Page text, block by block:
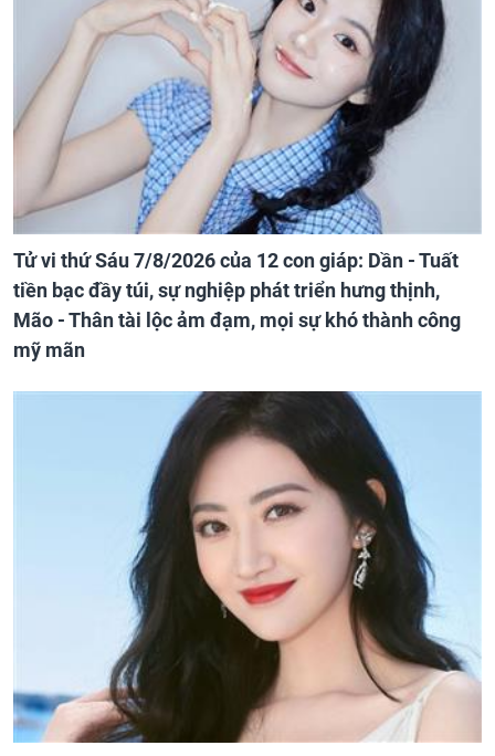
Tử vi thứ Sáu 7/8/2026 của 12 con giáp: Dần - Tuất
tiền bạc đầy túi, sự nghiệp phát triển hưng thịnh,
Mão - Thân tài lộc ảm đạm, mọi sự khó thành công
mỹ mãn